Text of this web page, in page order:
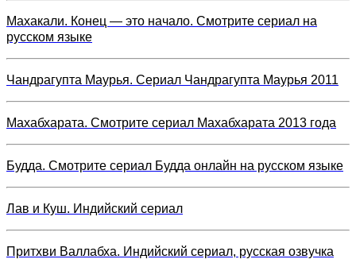
Махакали. Конец — это начало. Смотрите сериал на
русском языке
Чандрагупта Маурья. Сериал Чандрагупта Маурья 2011
Махабхарата. Смотрите сериал Махабхарата 2013 года
Будда. Смотрите сериал Будда онлайн на русском языке
Лав и Куш. Индийский сериал
Притхви Валлабха. Индийский сериал, русская озвучка